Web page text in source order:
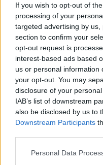
If you wish to opt-out of
processing of your
targeted advertising by
section to confirm your
opt-out request is
interest-based ads based
us or personal information
your opt-out. You may
disclosure of your
IAB’s list of downstream
also be disclosed by us to
Downstream Participants
Personal Data
de la paupière
aile précise.
Prendre son temps
perfection en une
par étape permet
Maîtriser la
un trait fin ou plus
l’effet recherché.
Pratiquer
Choisir la bonne